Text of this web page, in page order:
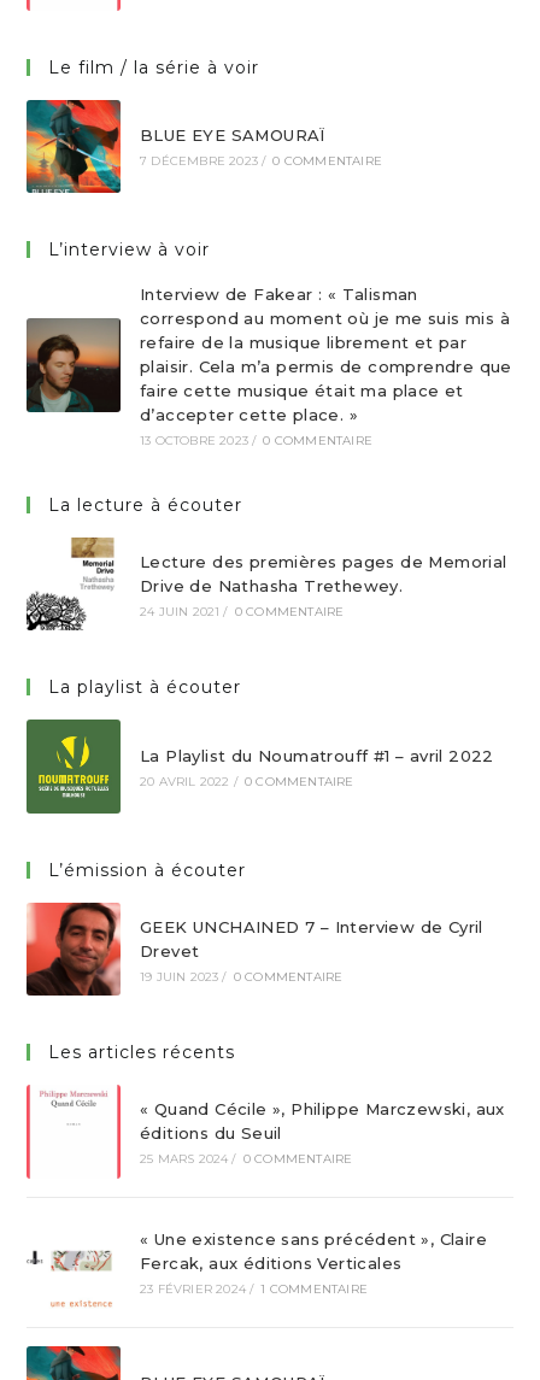
Le film / la série à voir
BLUE EYE SAMOURAÏ
7 DÉCEMBRE 2023 / 0 COMMENTAIRE
L’interview à voir
Interview de Fakear : « Talisman
correspond au moment où je me suis mis à
refaire de la musique librement et par
plaisir. Cela m’a permis de comprendre que
faire cette musique était ma place et
d’accepter cette place. »
13 OCTOBRE 2023 / 0 COMMENTAIRE
La lecture à écouter
Lecture des premières pages de Memorial
Drive de Nathasha Trethewey.
24 JUIN 2021 / 0 COMMENTAIRE
La playlist à écouter
La Playlist du Noumatrouff #1 – avril 2022
20 AVRIL 2022 / 0 COMMENTAIRE
L’émission à écouter
GEEK UNCHAINED 7 – Interview de Cyril
Drevet
19 JUIN 2023 / 0 COMMENTAIRE
Les articles récents
« Quand Cécile », Philippe Marczewski, aux
éditions du Seuil
25 MARS 2024 / 0 COMMENTAIRE
« Une existence sans précédent », Claire
Fercak, aux éditions Verticales
23 FÉVRIER 2024 / 1 COMMENTAIRE